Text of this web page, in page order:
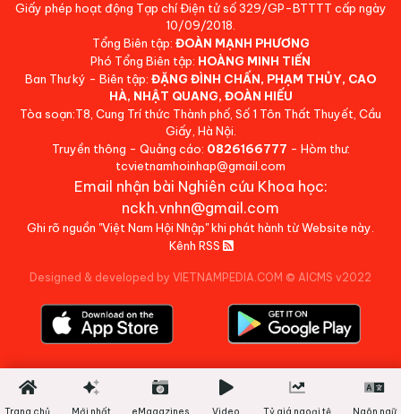
Giấy phép hoạt động Tạp chí Điện tử số 329/GP-BTTTT cấp ngày
10/09/2018.
Tổng Biên tập: ĐOÀN MẠNH PHƯƠNG
Phó Tổng Biên tập: HOÀNG MINH TIẾN
Ban Thư ký - Biên tập: ĐẶNG ĐÌNH CHẤN, PHẠM THỦY, CAO
HÀ, NHẬT QUANG, ĐOÀN HIẾU
Tòa soạn:T8, Cung Trí thức Thành phố, Số 1 Tôn Thất Thuyết, Cầu
Giấy, Hà Nội.
Truyền thông - Quảng cáo: 0826166777 - Hòm thư:
tcvietnamhoinhap@gmail.com
Email nhận bài Nghiên cứu Khoa học:
nckh.vnhn@gmail.com
Ghi rõ nguồn "Việt Nam Hội Nhập" khi phát hành từ Website này.
Kênh RSS
Designed & developed by VIETNAMPEDIA.COM © AICMS v2022